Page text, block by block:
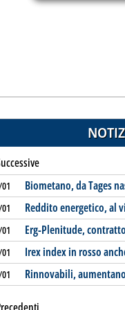
Biometano, da Tages
Reddito energetico, al
Erg-Plenitude,
Irex index in rosso
Rinnovabili,